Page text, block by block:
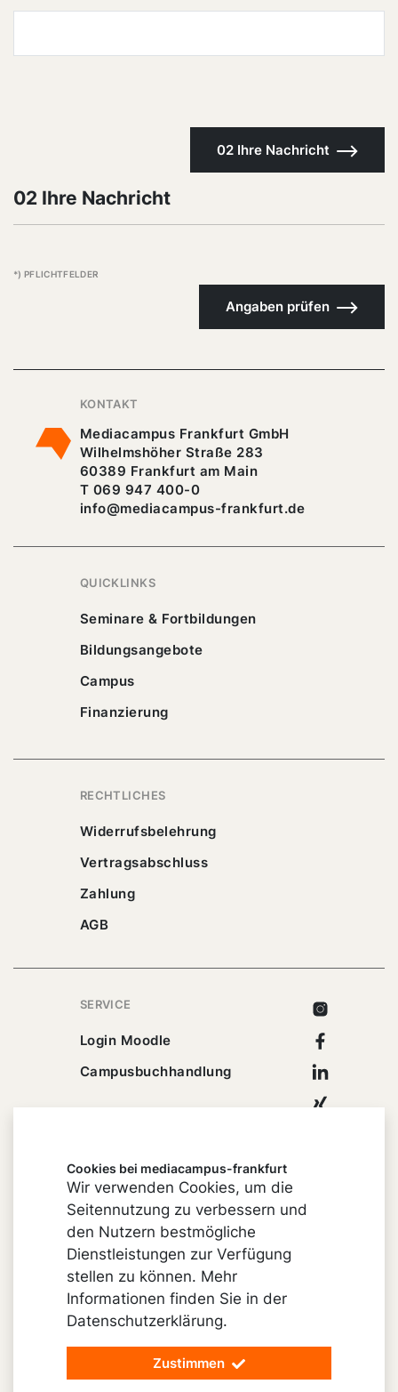
02 Ihre Nachricht
02 Ihre Nachricht
*) PFLICHTFELDER
Angaben prüfen
KONTAKT
Mediacampus Frankfurt GmbH
Wilhelmshöher Straße 283
60389 Frankfurt am Main
T 069 947 400-0
info@mediacampus-frankfurt.de
QUICKLINKS
Seminare & Fortbildungen
Bildungsangebote
Campus
Finanzierung
RECHTLICHES
Widerrufsbelehrung
Vertragsabschluss
Zahlung
AGB
SERVICE
Login Moodle
Campusbuchhandlung
Instagram
Facebook
Linkedin
Xing
© 2026 mediacampus-frankfurt
Impressum
Cookie-Einstellungen
Datenschutz
Barrierefreiheit
Cookies bei mediacampus-frankfurt
Wir verwenden Cookies, um die
Seitennutzung zu verbessern und
den Nutzern bestmögliche
Dienstleistungen zur Verfügung
stellen zu können. Mehr
Informationen finden Sie in der
Datenschutzerklärung.
Zustimmen